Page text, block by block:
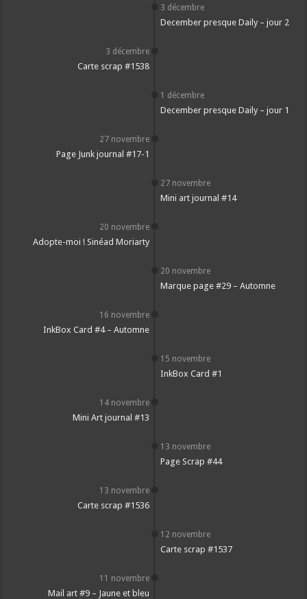
3 décembre
December presque Daily – jour 2
3 décembre
Carte scrap #1538
1 décembre
December presque Daily – jour 1
27 novembre
Page Junk journal #17-1
27 novembre
Mini art journal #14
20 novembre
Adopte-moi ! Sinéad Moriarty
20 novembre
Marque page #29 – Automne
16 novembre
InkBox Card #4 – Automne
15 novembre
InkBox Card #1
14 novembre
Mini Art journal #13
13 novembre
Page Scrap #44
13 novembre
Carte scrap #1536
12 novembre
Carte scrap #1537
11 novembre
Mail art #9 – Jaune et bleu